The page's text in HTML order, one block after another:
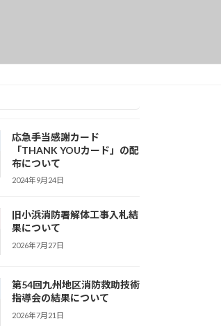
応急手当感謝カード
「THANK YOUカード」の配
布について
2024年9月24日
旧小浜消防署解体工事入札結
果について
2026年7月27日
第54回九州地区消防救助技術
指導会の結果について
2026年7月21日